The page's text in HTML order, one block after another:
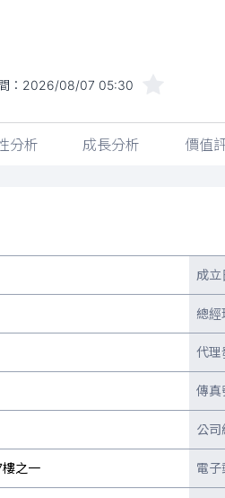
： 2026/08/07 05:30
分析 成長分析 價值
成立
總經
代理
傳真
公司
之一 電子